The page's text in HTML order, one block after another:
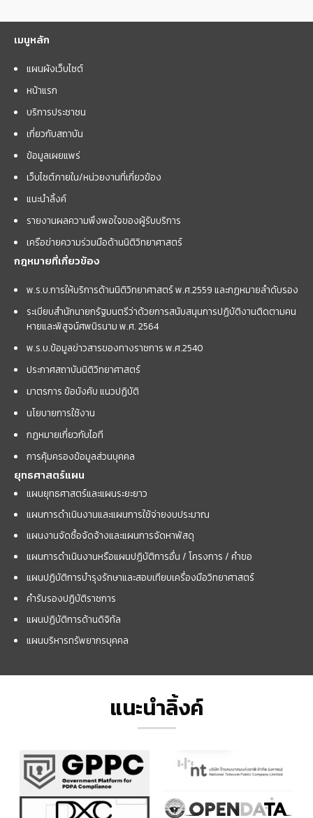
เมนูหลัก
แผนผังเว็บไซต์
หน้าแรก
บริการประชาชน
เกี่ยวกับสถาบัน
ข้อมูลเผยแพร่
เว็บไซต์ภายใน/หน่วยงานที่เกี่ยวข้อง
แนะนำลิ้งค์
รายงานผลความพึงพอใจของผู้รับบริการ
เครือข่ายความร่วมมือด้านนิติวิทยาศาสตร์
กฎหมายที่เกี่ยวข้อง
พ.ร.บ.การให้บริการด้านนิติวิทยาศาสตร์ พ.ศ.2559 และกฏหมายลำดับรอง
ระเบียบสำนักนายกรัฐมนตรีว่าด้วยการสนับสนุนการปฏิบัติงานติดตามคน
หายและพิสูจน์ศพนิรนาม พ.ศ. 2564
พ.ร.บ.ข้อมูลข่าวสารของทางราชการ พ.ศ.2540
ประกาศสถาบันนิติวิทยาศาสตร์
มาตรการ ข้อบังคับ แนวปฏิบัติ
นโยบายการใช้งาน
กฎหมายเกี่ยวกับไอที
การคุ้มครองข้อมูลส่วนบุคคล
ยุทธศาสตร์แผน
แผนยุทธศาสตร์และแผนระยะยาว
แผนการดำเนินงานและแผนการใช้จ่ายงบประมาณ
แผนงานจัดซื้อจัดจ้างและแผนการจัดหาพัสดุ
แผนการดำเนินงานหรือแผนปฏิบัติการอื่น / โครงการ / คำขอ
แผนปฏิบัติการบำรุงรักษาและสอบเทียบเครื่องมือวิทยาศาสตร์
คำรับรองปฏิบัติราชการ
แผนปฏิบัติการด้านดิจิทัล
แผนบริหารทรัพยากรบุคคล
แนะนำลิ้งค์